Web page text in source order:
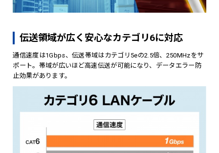
伝送領域が広く安心なカテゴリ6に対応
通信速度は1Gbps、伝送帯域はカテゴリ5eの2.5倍、250MHzをサ
ポート。帯域が広いほど高速伝送が可能になり、データエラー防
止効果があります。